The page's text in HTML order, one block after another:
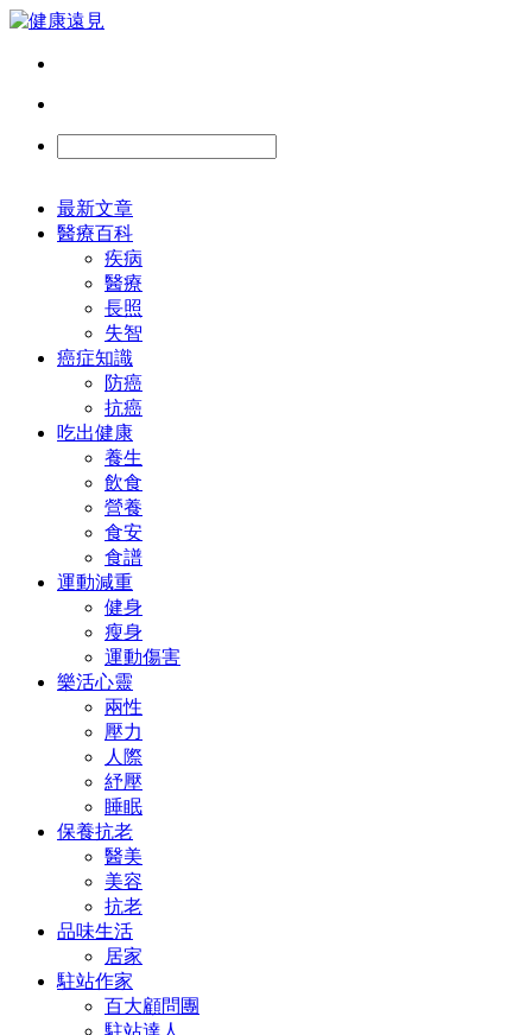
最新文章
醫療百科
疾病
醫療
長照
失智
癌症知識
防癌
抗癌
吃出健康
養生
飲食
營養
食安
食譜
運動減重
健身
瘦身
運動傷害
樂活心靈
兩性
壓力
人際
紓壓
睡眠
保養抗老
醫美
美容
抗老
品味生活
居家
駐站作家
百大顧問團
駐站達人